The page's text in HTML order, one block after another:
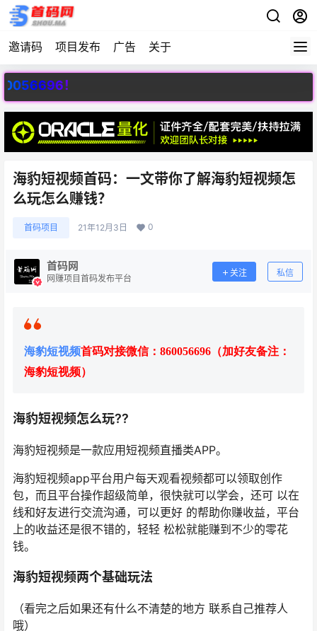
邀请码 项目发布 广告 关于
！
海豹短视频首码：一文带你了解海豹短视频怎
么玩怎么赚钱？
首码项目 21年12月3日 0
首码网
网赚项目首码发布平台
关注 私信
海豹短视频首码对接微信：860056696（加好友备注：
海豹短视频）
海豹短视频怎么玩??
海豹短视频是一款应用短视频直播类APP。
海豹短视频app平台用户每天观看视频都可以领取创作
包，而且平台操作超级简单，很快就可以学会，还可 以在
线和好友进行交流沟通，可以更好 的帮助你赚收益，平台
上的收益还是很不错的，轻轻 松松就能赚到不少的零花
钱。
海豹短视频两个基础玩法
（看完之后如果还有什么不清楚的地方 联系自己推荐人
哦）